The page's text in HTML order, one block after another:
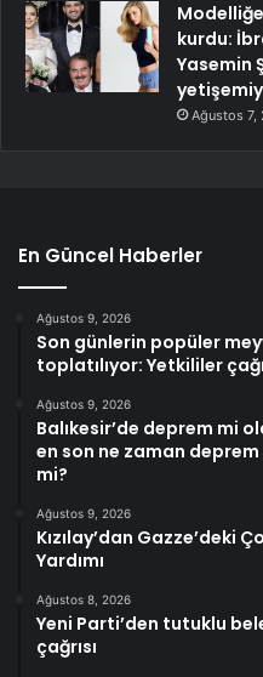
kurdu:
Yasemin
Ağustos 7,
En Güncel Haberler
Ağustos 9, 2026
Son günlerin popüler
toplatılıyor: Yetkililer
Ağustos 9, 2026
Balıkesir’de deprem mi
en son ne zaman
mi?
Ağustos 9, 2026
Kızılay’dan Gazze’deki
Yardımı
Ağustos 8, 2026
Yeni Parti’den tutuklu
çağrısı